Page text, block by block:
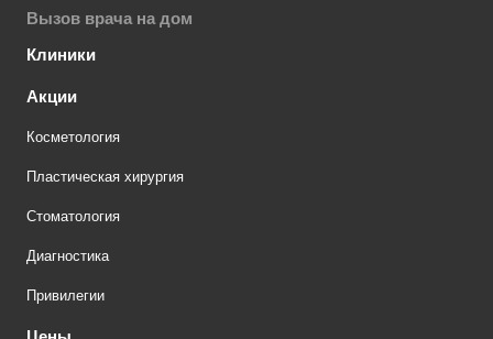
Вызов врача на дом
Клиники
Акции
Косметология
Пластическая хирургия
Стоматология
Диагностика
Привилегии